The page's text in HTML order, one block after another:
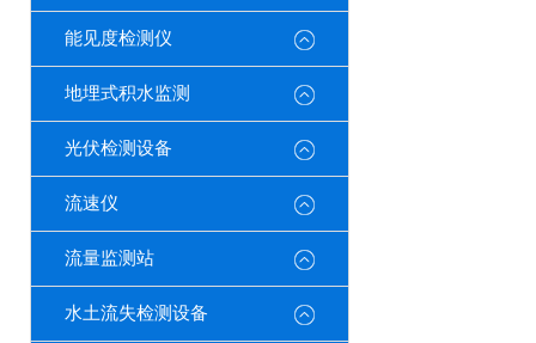
能见度检测仪
地埋式积水监测
光伏检测设备
流速仪
流量监测站
水土流失检测设备